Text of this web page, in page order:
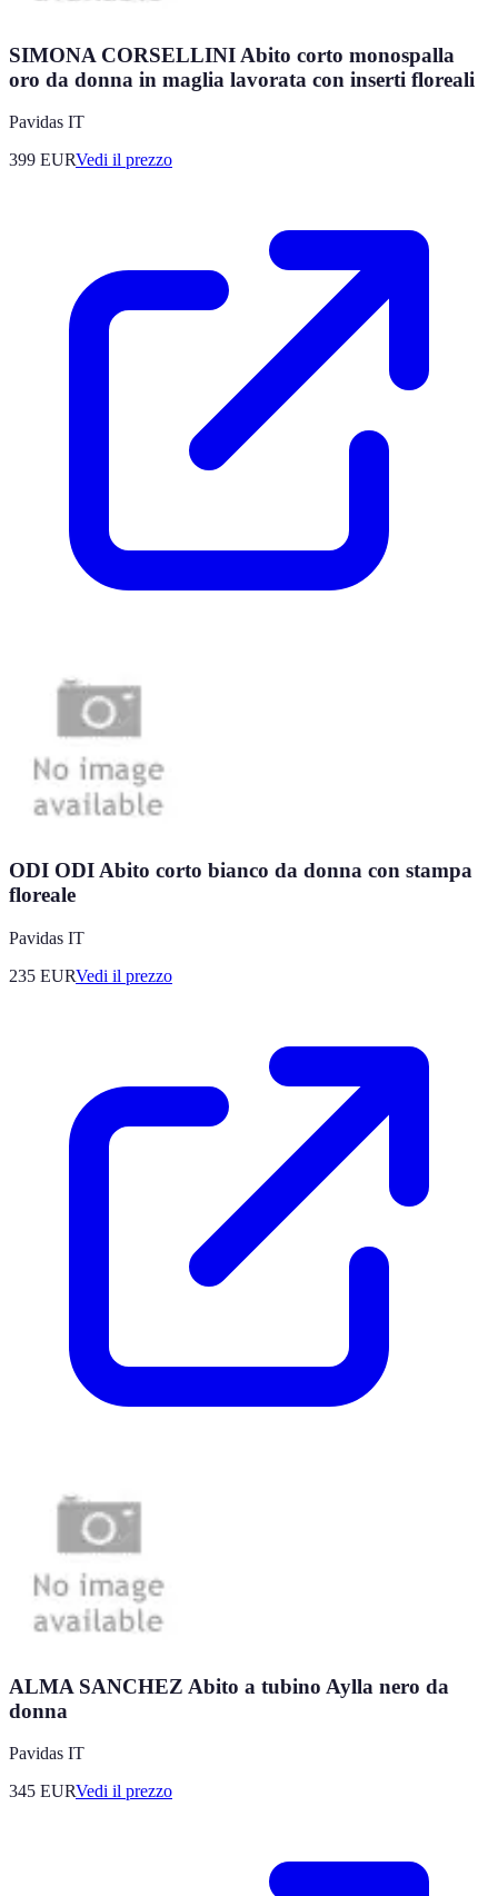
SIMONA CORSELLINI Abito corto monospalla
oro da donna in maglia lavorata con inserti floreali
Pavidas IT
399 EURVedi il prezzo
ODI ODI Abito corto bianco da donna con stampa
floreale
Pavidas IT
235 EURVedi il prezzo
ALMA SANCHEZ Abito a tubino Aylla nero da
donna
Pavidas IT
345 EURVedi il prezzo